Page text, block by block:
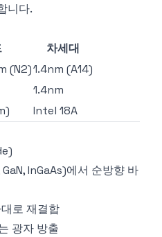
니다.
차세대
(N2)1.4nm (A14)
1.4nm
Intel 18A
InGaAs)에서 순방향 바
로 재결합
광자 방출